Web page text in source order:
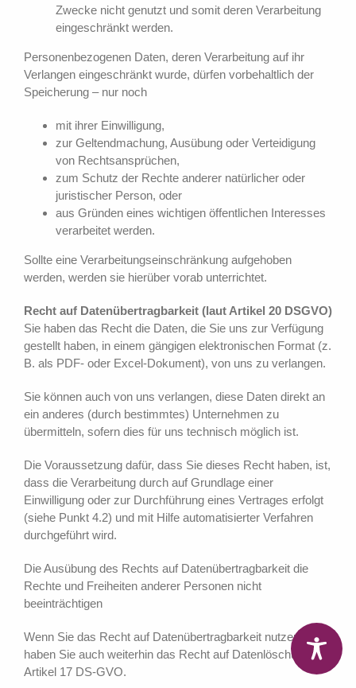
Zwecke nicht genutzt und somit deren Verarbeitung
eingeschränkt werden.
Personenbezogenen Daten, deren Verarbeitung auf ihr
Verlangen eingeschränkt wurde, dürfen vorbehaltlich der
Speicherung – nur noch
mit ihrer Einwilligung,
zur Geltendmachung, Ausübung oder Verteidigung
von Rechtsansprüchen,
zum Schutz der Rechte anderer natürlicher oder
juristischer Person, oder
aus Gründen eines wichtigen öffentlichen Interesses
verarbeitet werden.
Sollte eine Verarbeitungseinschränkung aufgehoben
werden, werden sie hierüber vorab unterrichtet.
Recht auf Datenübertragbarkeit (laut Artikel 20 DSGVO)
Sie haben das Recht die Daten, die Sie uns zur Verfügung
gestellt haben, in einem gängigen elektronischen Format (z.
B. als PDF- oder Excel-Dokument), von uns zu verlangen.
Sie können auch von uns verlangen, diese Daten direkt an
ein anderes (durch bestimmtes) Unternehmen zu
übermitteln, sofern dies für uns technisch möglich ist.
Die Voraussetzung dafür, dass Sie dieses Recht haben, ist,
dass die Verarbeitung durch auf Grundlage einer
Einwilligung oder zur Durchführung eines Vertrages erfolgt
(siehe Punkt 4.2) und mit Hilfe automatisierter Verfahren
durchgeführt wird.
Die Ausübung des Rechts auf Datenübertragbarkeit die
Rechte und Freiheiten anderer Personen nicht
beeinträchtigen
Wenn Sie das Recht auf Datenübertragbarkeit nutzen,
haben Sie auch weiterhin das Recht auf Datenlöschung laut
Artikel 17 DS-GVO.